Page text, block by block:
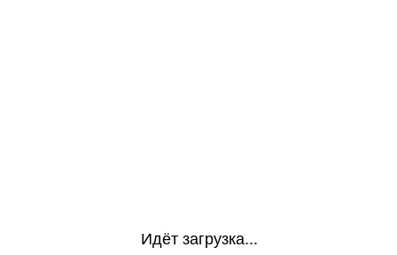
Идёт загрузка...